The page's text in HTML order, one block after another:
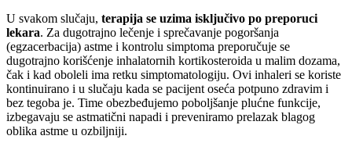
U svakom slučaju, terapija se uzima isključivo po preporuci
lekara. Za dugotrajno lečenje i sprečavanje pogoršanja
(egzacerbacija) astme i kontrolu simptoma preporučuje se
dugotrajno korišćenje inhalatornih kortikosteroida u malim dozama,
čak i kad oboleli ima retku simptomatologiju. Ovi inhaleri se koriste
kontinuirano i u slučaju kada se pacijent oseća potpuno zdravim i
bez tegoba je. Time obezbeđujemo poboljšanje plućne funkcije,
izbegavaju se astmatični napadi i preveniramo prelazak blagog
oblika astme u ozbiljniji.